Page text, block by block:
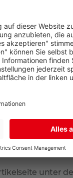
nicht
zur
unter